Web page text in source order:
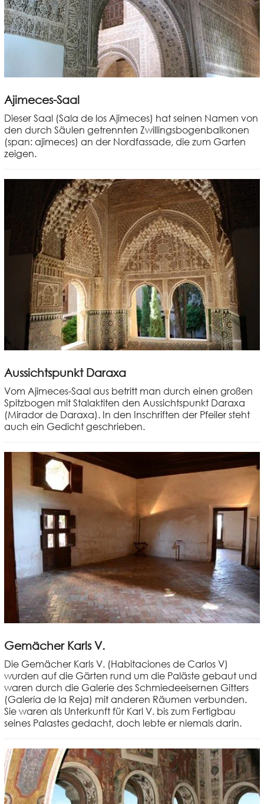
Ajimeces-Saal
Dieser Saal (Sala de los Ajimeces) hat seinen Namen von
den durch Säulen getrennten Zwillingsbogenbalkonen
(span: ajimeces) an der Nordfassade, die zum Garten
zeigen.
Aussichtspunkt Daraxa
Vom Ajimeces-Saal aus betritt man durch einen großen
Spitzbogen mit Stalaktiten den Aussichtspunkt Daraxa
(Mirador de Daraxa). In den Inschriften der Pfeiler steht
auch ein Gedicht geschrieben.
Gemächer Karls V.
Die Gemächer Karls V. (Habitaciones de Carlos V)
wurden auf die Gärten rund um die Paläste gebaut und
waren durch die Galerie des Schmiedeeisernen Gitters
(Galería de la Reja) mit anderen Räumen verbunden.
Sie waren als Unterkunft für Karl V. bis zum Fertigbau
seines Palastes gedacht, doch lebte er niemals darin.